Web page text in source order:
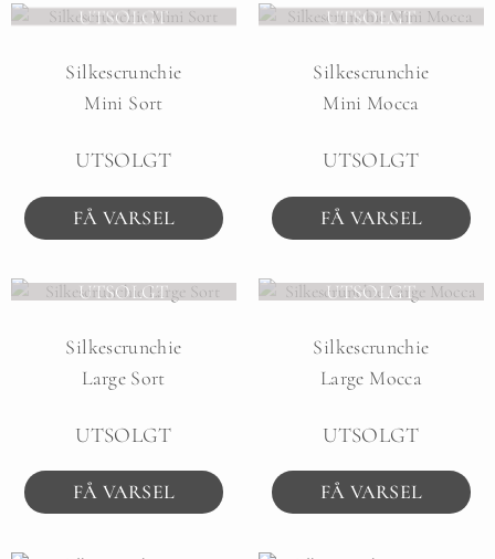
UTSOLGT
Silkescrunchie
Mini Sort
UTSOLGT
FÅ VARSEL
UTSOLGT
Silkescrunchie
Mini Mocca
UTSOLGT
FÅ VARSEL
UTSOLGT
Silkescrunchie
Large Sort
UTSOLGT
FÅ VARSEL
UTSOLGT
Silkescrunchie
Large Mocca
UTSOLGT
FÅ VARSEL